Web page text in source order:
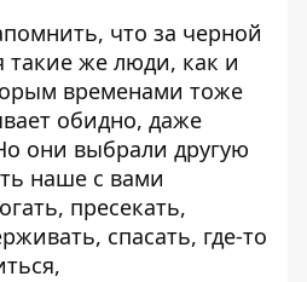
что за черной
такие же люди, как и
временами тоже
обидно, даже
они выбрали другую
наше с вами
пресекать,
спасать, где-то